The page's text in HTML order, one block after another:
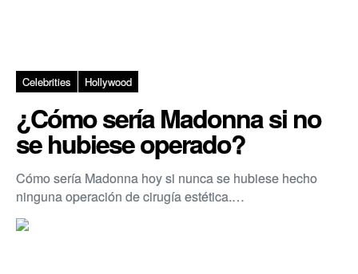
Celebrities Hollywood
¿Cómo sería Madonna si no
se hubiese operado?
Cómo sería Madonna hoy si nunca se hubiese hecho
ninguna operación de cirugía estética.…